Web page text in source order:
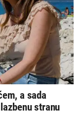
a sada
stranu